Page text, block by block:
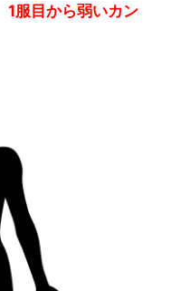
1服目から弱いカン